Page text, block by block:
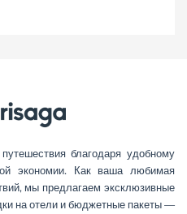
благодаря удобному
экономии. Как ваша любимая
мы предлагаем эксклюзивные
на отели и бюджетные пакеты —